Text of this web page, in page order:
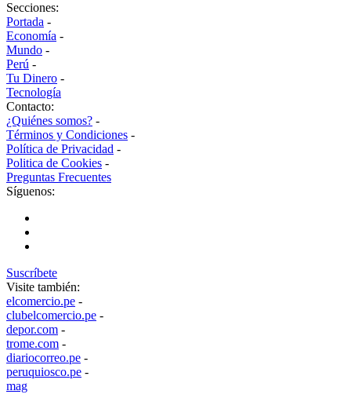
Secciones:
Portada -
Economía -
Mundo -
Perú -
Tu Dinero -
Tecnología
Contacto:
¿Quiénes somos? -
Términos y Condiciones -
Política de Privacidad -
Politica de Cookies -
Preguntas Frecuentes
Síguenos:
Suscríbete
Visite también:
elcomercio.pe -
clubelcomercio.pe -
depor.com -
trome.com -
diariocorreo.pe -
peruquiosco.pe -
mag